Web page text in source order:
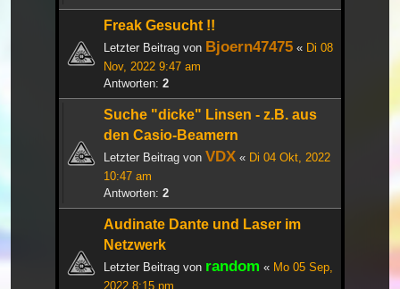
Freak Gesucht !!
Letzter Beitrag von Bjoern47475 « Di 08
Nov, 2022 9:47 am
Antworten: 2
Suche "dicke" Linsen - z.B. aus
den Casio-Beamern
Letzter Beitrag von VDX « Di 04 Okt, 2022
10:47 am
Antworten: 2
Audinate Dante und Laser im
Netzwerk
Letzter Beitrag von random « Mo 05 Sep,
2022 8:15 pm